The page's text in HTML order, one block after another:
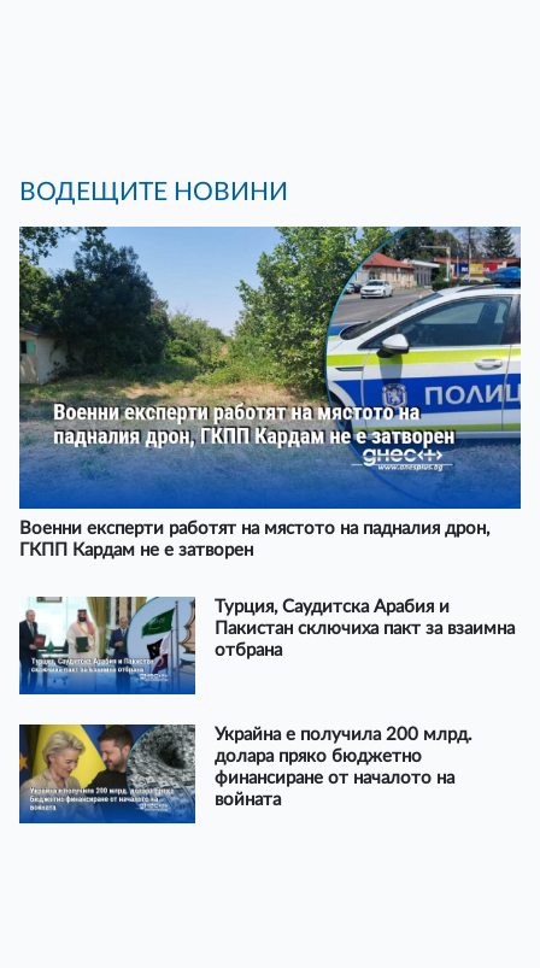
ВОДЕЩИТЕ НОВИНИ
Военни експерти работят на мястото на падналия дрон,
ГКПП Кардам не е затворен
Турция, Саудитска Арабия и
Пакистан сключиха пакт за взаимна
отбрана
Украйна е получила 200 млрд.
долара пряко бюджетно
финансиране от началото на
войната